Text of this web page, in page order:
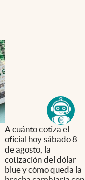
A cuánto cotiza el
oficial hoy sábado 8
de agosto, la
cotización del dólar
blue y cómo queda la